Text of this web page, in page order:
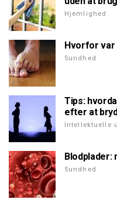
Hjemlighed
Hvorfor
Sundhed
Tips:
efter at
Intellektuelle
Blodplader:
Sundhed